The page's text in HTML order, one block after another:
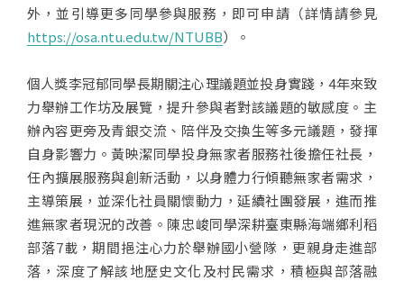
外，並引導更多同學參與服務，即可申請（詳情請參見
https://osa.ntu.edu.tw/NTUBB）。
個人獎李冠郁同學長期關注心理議題並投身實踐，4年來致
力舉辦工作坊及展覽，提升參與者對該議題的敏感度。主
辦內容更旁及青銀交流、陪伴及交換生等多元議題，發揮
自身影響力。黃映潔同學投身無家者服務社後擔任社長，
任內擴展服務與創新活動，以身體力行傾聽無家者需求，
主導策展，並深化社員關懷動力，延續社團發展，進而推
進無家者現況的改善。陳忠峻同學深耕臺東縣海端鄉利稻
部落7載，期間挹注心力於舉辦國小營隊，更親身走進部
落，深度了解該地歷史文化及村民需求，積極與部落融